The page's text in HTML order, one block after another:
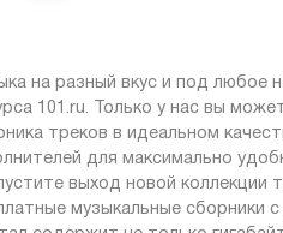
на разный вкус и под любое
101.ru. Только у нас вы
треков в идеальном
для максимально
выход новой коллекции
музыкальные сборники